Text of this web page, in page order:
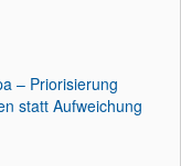
– Priorisierung
statt Aufweichung